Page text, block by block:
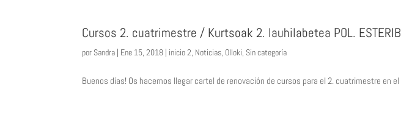
Cursos 2. cuatrimestre / Kurtsoak 2. lauhilabetea POL.
por Sandra Ene 15, 2018 inicio 2, Noticias, Olloki, Sin categoría
Buenos días! Os hacemos llegar cartel de renovación de cursos para el 2. cuatrimestre en